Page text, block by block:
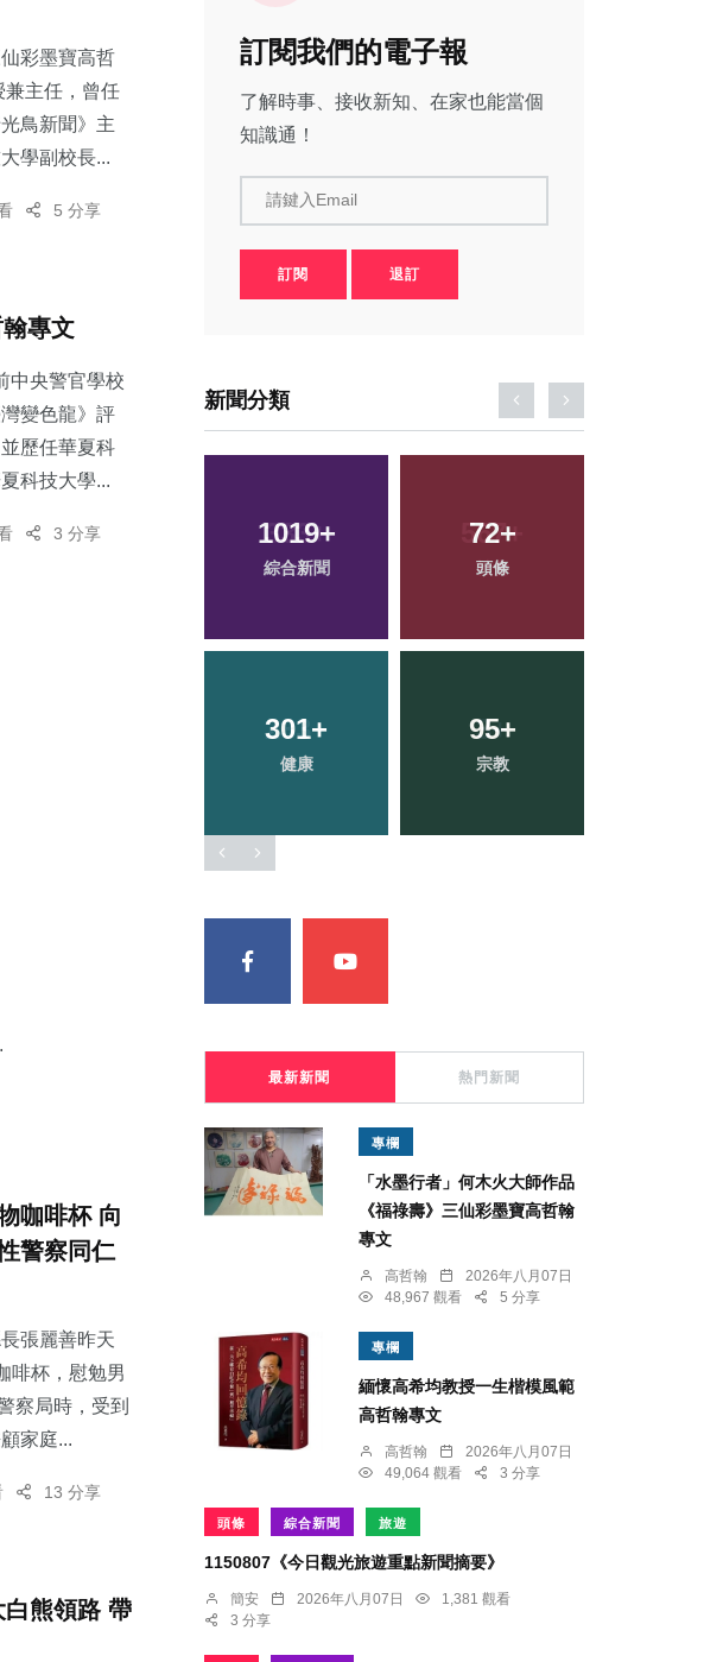
彩墨寶高哲
兼主任，曾任
鳥新聞》主
學副校長...
5 分享
專文
中央警官學校
變色龍》評
歷任華夏科
科技大學...
3 分享
咖啡杯 向
警察同仁
張麗善昨天
啡杯，慰勉男
察局時，受到
家庭...
13 分享
熊領路 帶
訂閱我們的電子報
了解時事、接收新知、在家也能當個
知識通！
請鍵入Email
訂閱 退訂
新聞分類
567 1019+
綜合新聞
72+
頭條
301+
健康
95+
宗教
最新新聞 熱門新聞
專欄
「水墨行者」何木火大師作品
《福祿壽》三仙彩墨寶高哲翰
專文
高哲翰
2026年八月07日
48,967 觀看
5 分享
專欄
緬懷高希均教授一生楷模風範
高哲翰專文
高哲翰
2026年八月07日
49,064 觀看
3 分享
頭條 綜合新聞 旅遊
1150807《今日觀光旅遊重點新聞摘要》
簡安 2026年八月07日
1,381 觀看
3 分享